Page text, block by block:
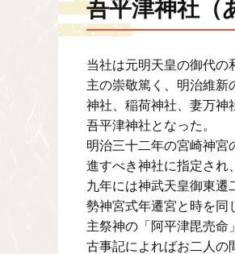
吾平津神社（
当社は元明天皇の御代の
主の崇敬篤く、明治維新
神社、稲荷神社、妻万神
吾平津神社となった。
明治三十二年の宮崎神宮
進すべき神社に指定され
九年には神武天皇御東遷
勢神宮式年遷宮と時を同
主祭神の「阿平津毘売命
古事記によればお二人の